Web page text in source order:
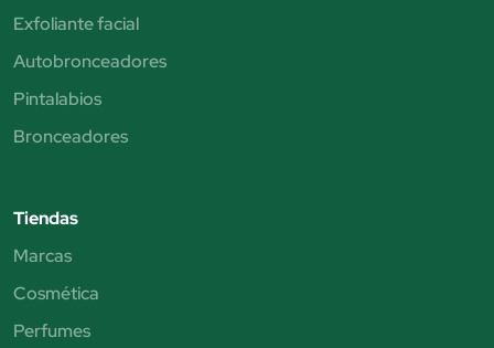
Exfoliante facial
Autobronceadores
Pintalabios
Bronceadores
Tiendas
Marcas
Cosmética
Perfumes